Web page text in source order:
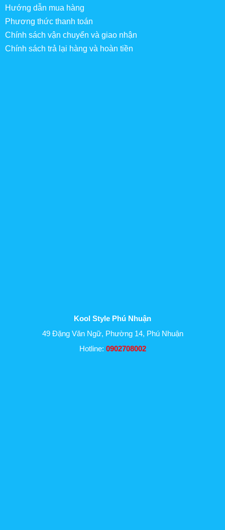
Hướng dẫn mua hàng
Phương thức thanh toán
Chính sách vận chuyển và giao nhận
Chính sách trả lại hàng và hoàn tiền
Kool Style Phú Nhuận
49 Đặng Văn Ngữ, Phường 14, Phú Nhuận
Hotline: 0902708002